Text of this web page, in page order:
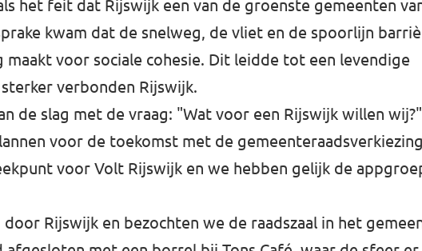
het feit dat Rijswijk een van de groenste gemeenten
kwam dat de snelweg, de vliet en de spoorlijn
voor sociale cohesie. Dit leidde tot een levendige
verbonden Rijswijk.
de slag met de vraag: "Wat voor een Rijswijk willen
voor de toekomst met de
voor Volt Rijswijk en we hebben gelijk de
Rijswijk en bezochten we de raadszaal in het